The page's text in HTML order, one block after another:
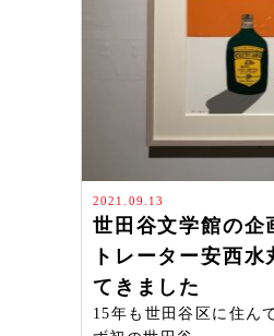
2021.09.13
世田谷文学館の企
トレーター安西水
てきました
15年も世田谷区に住ん